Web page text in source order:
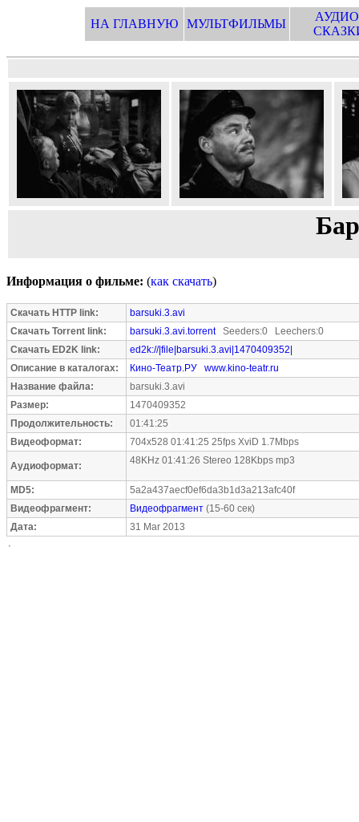
НА ГЛАВНУЮ МУЛЬТФИЛЬМЫ
Информация о фильме: (как скачать)
Скачать HTTP link:
barsuki.3.avi
Скачать Torrent link:
barsuki.3.avi.torrentSeeders:0 Leechers:0
Скачать ED2K link:
ed2k://|file|barsuki.3.avi|1470409352|
Описание в каталогах:
Кино-Театр.РУ
www.kino-teatr.ru
Название файла:
barsuki.3.avi
Размер:
1470409352
Продолжительность:
01:41:25
Видеоформат:
704x528 01:41:25 25fps XviD 1.7Mbps
Аудиоформат: 48KHz 01:41:26 Stereo 128Kbps mp3
MD5:
5a2a437aecf0ef6da3b1d3a213afc40f
Видеофрагмент:
Видеофрагмент (15-60 сек)
Дата:
31 Mar 2013